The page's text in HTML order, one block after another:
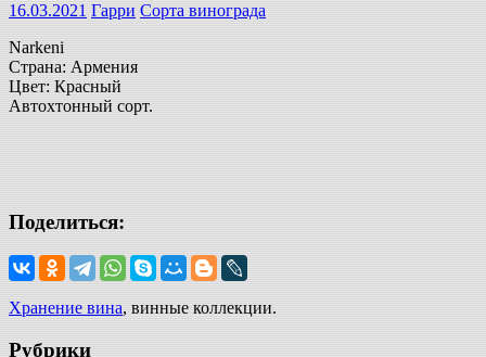
16.03.2021 Гарри Сорта винограда
Narkeni
Страна: Армения
Цвет: Красный
Автохтонный сорт.
Поделиться:
Хранение вина, винные коллекции.
Рубрики